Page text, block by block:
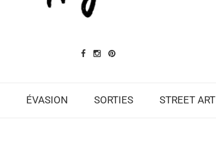
ÉVASION SORTIES STREET ART